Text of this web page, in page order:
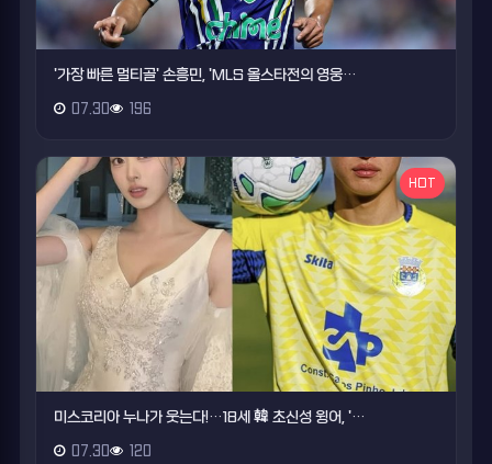
'가장 빠른 멀티골' 손흥민, 'MLS 올스타전의 영웅…
07.30 196
HOT
미스코리아 누나가 웃는다!…18세 韓 초신성 윙어, '…
07.30 120